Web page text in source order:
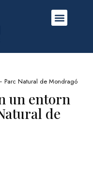
Parc Natural de Mondragó
un entorn
de